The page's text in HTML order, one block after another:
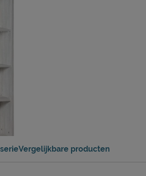
Vergelijkbare producten